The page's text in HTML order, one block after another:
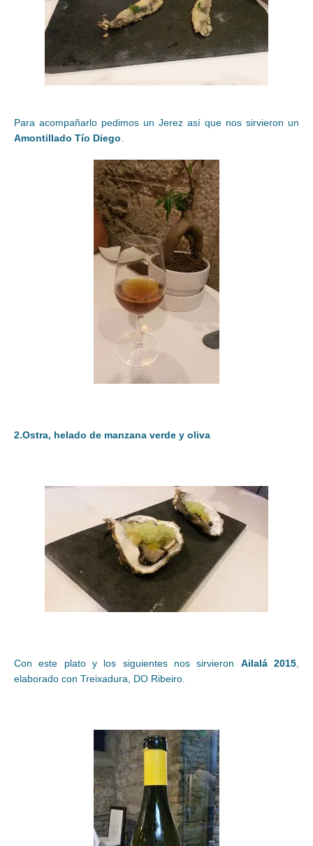
Para acompañarlo pedimos un Jerez así que nos sirvieron un
Amontillado Tío Diego
2.Ostra, helado de manzana verde y oliva
Con este plato y los siguientes nos sirvieron Ailalá 2015
elaborado con Treixadura, DO Ribeiro.